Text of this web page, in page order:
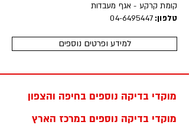
קומת קרקע - אגף מעבדות
טלפון:04-6495447
למידע ופרטים נוספים
מוקדי בדיקה נוספים בחיפה והצפון
מוקדי בדיקה נוספים במרכז הארץ